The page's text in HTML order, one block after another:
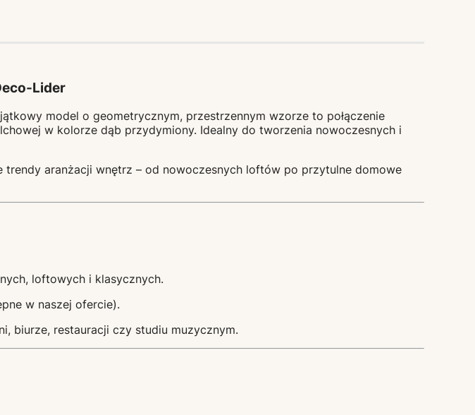
Lider
model o geometrycznym, przestrzennym wzorze to połączenie
w kolorze dąb przydymiony. Idealny do tworzenia nowoczesnych i
aranżacji wnętrz – od nowoczesnych loftów po przytulne domowe
loftowych i klasycznych.
w naszej ofercie).
biurze, restauracji czy studiu muzycznym.